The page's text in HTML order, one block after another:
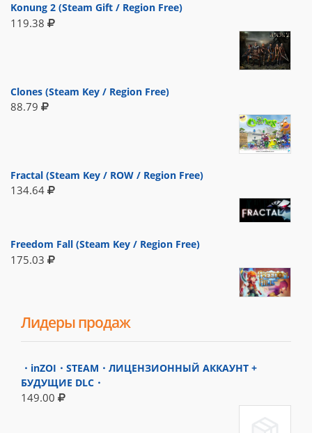
Konung 2 (Steam Gift / Region Free)
119.38
Clones (Steam Key / Region Free)
88.79
Fractal (Steam Key / ROW / Region Free)
134.64
Freedom Fall (Steam Key / Region Free)
175.03
Лидеры продаж
・inZOI・STEAM・ЛИЦЕНЗИОННЫЙ АККАУНТ +
БУДУЩИЕ DLC・
149.00